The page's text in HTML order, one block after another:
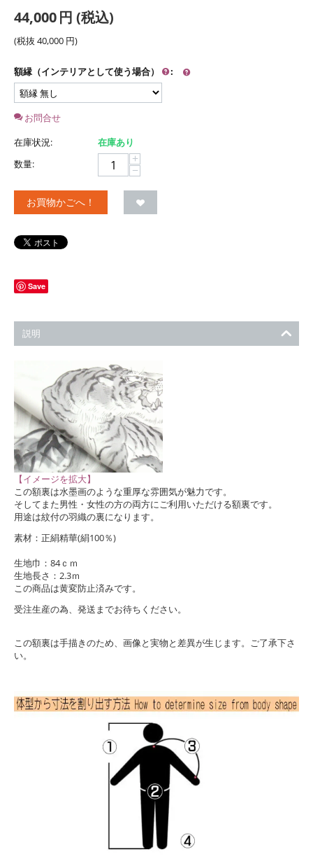
44,000円 (税込)
(税抜 40,000 円)
額縁（インテリアとして使う場合） :
お問合せ
在庫状況:
在庫あり
数量:
+
−
お買物かごへ！
Save
説明
【イメージを拡大】
この額裏は水墨画のような重厚な雰囲気が魅力です。
そしてまた男性・女性の方の両方にご利用いただける額裏です。
用途は紋付の羽織の裏になります。
素材：正絹精華(絹100％)
生地巾：84ｃｍ
生地長さ：2.3ｍ
この商品は黄変防止済みです。
受注生産の為、発送までお待ちください。
この額裏は手描きのため、画像と実物と差異が生じます。ご了承下さ
い。